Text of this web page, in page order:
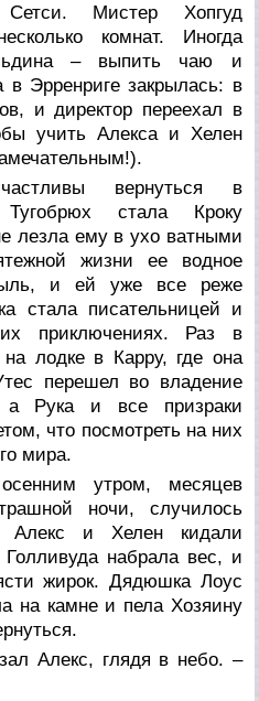
Сетси. Мистер Хопгуд
комнат. Иногда
– выпить чаю и
в Эрренриге закрылась: в
и директор переехал в
учить Алекса и Хелен
вернуться в
стала Кроку
лезла ему в ухо ватными
жизни ее водное
и ей уже все реже
стала писательницей и
приключениях. Раз в
лодке в Карру, где она
перешел во владение
а Рука и все призраки
что посмотреть на них
мира.
утром, месяцев
ночи, случилось
Алекс и Хелен кидали
набрала вес, и
жирок. Дядюшка Лоус
на камне и пела Хозяину
Алекс, глядя в небо. –